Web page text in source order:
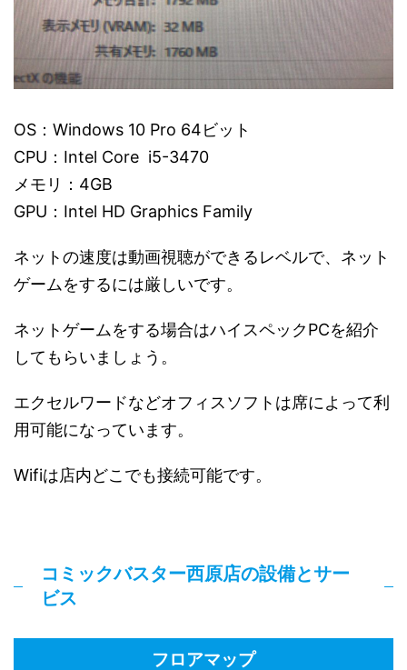
OS：Windows 10 Pro 64ビット
CPU：Intel Core i5-3470
メモリ：4GB
GPU：Intel HD Graphics Family
ネットの速度は動画視聴ができるレベルで、ネット
ゲームをするには厳しいです。
ネットゲームをする場合はハイスペックPCを紹介
してもらいましょう。
エクセルワードなどオフィスソフトは席によって利
用可能になっています。
Wifiは店内どこでも接続可能です。
コミックバスター西原店の設備とサー
ビス
フロアマップ